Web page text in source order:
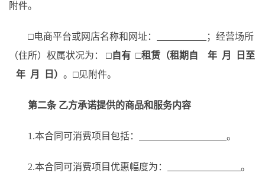
附件。
□电商平台或网店名称和网址：
；经营场所
（住所）权属状况为：
□自有 □租赁（租期自 年 月 日至
年 月 日） 。 □见附件。
第二条 乙方承诺提供的商品和服务内容
1 .本合同可消费项目包括： 。
2.本合同可消费项目优惠幅度为 ： 。